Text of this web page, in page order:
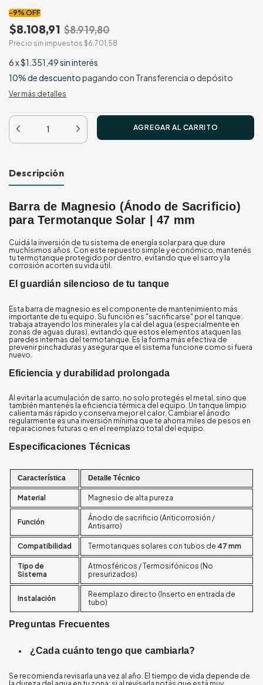
-9% OFF
$8.108,91 $8.919,80
Precio sin impuestos $6.701,58
6x$1.351,49sin interés
10% de descuentopagando con Transferencia o depósito
Ver más detalles
Descripción
Barra de Magnesio (Ánodo de Sacrificio)
para Termotanque Solar | 47 mm
Cuidá la inversión de tu sistema de energía solar para que dure
muchísimos años. Con este repuesto simple y económico, mantenés
tu termotanque protegido por dentro, evitando que el sarro y la
corrosión acorten su vida útil.
El guardián silencioso de tu tanque
Esta barra de magnesio es el componente de mantenimiento más
importante de tu equipo. Su función es "sacrificarse" por el tanque:
trabaja atrayendo los minerales y la cal del agua (especialmente en
zonas de aguas duras), evitando que estos elementos ataquen las
paredes internas del termotanque. Es la forma más efectiva de
prevenir pinchaduras y asegurar que el sistema funcione como si fuera
nuevo.
Eficiencia y durabilidad prolongada
Al evitar la acumulación de sarro, no solo protegés el metal, sino que
también mantenés la eficiencia térmica del equipo. Un tanque limpio
calienta más rápido y conserva mejor el calor. Cambiar el ánodo
regularmente es una inversión mínima que te ahorra miles de pesos en
reparaciones futuras o en el reemplazo total del equipo.
Especificaciones Técnicas
Característica Detalle Técnico
Material Magnesio de alta pureza
Función
Ánodo de sacrificio (Anticorrosión /
Antisarro)
Compatibilidad Termotanques solares con tubos de 47 mm
Tipo de
Sistema
Atmosféricos / Termosifónicos (No
presurizados)
Instalación
Reemplazo directo (Inserto en entrada de
tubo)
Preguntas Frecuentes
¿Cada cuánto tengo que cambiarla?
Se recomienda revisarla una vez al año. El tiempo de vida depende de